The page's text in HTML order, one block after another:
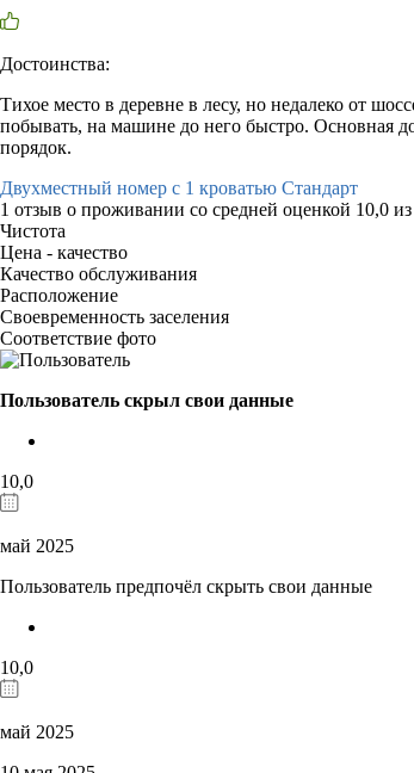
Достоинства:
Тихое место в деревне в лесу, но недалеко от
побывать, на машине до него быстро. Основная
порядок.
Двухместный номер с 1 кроватью Стандарт
1 отзыв о проживании со средней оценкой 10,0 из
Чистота
Цена - качество
Качество обслуживания
Расположение
Своевременность заселения
Соответствие фото
Пользователь скрыл свои данные
10,0
май 2025
Пользователь предпочёл скрыть свои данные
10,0
май 2025